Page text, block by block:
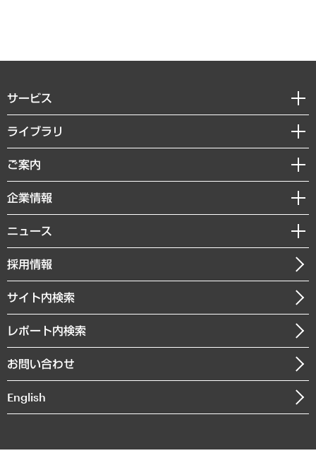
サービス
経営戦略
組織・人事戦略
デジタルイノベーション
共生・ダイバーシティ
GRC（ガバナンス・リスク・コンプライアンス）・防災（政策）
経済・産業・雇用・労働
まちづくり・観光・交通・スポーツ・スマートシティ
自然資源・農林水産業・食料システム
ライブラリ
経済調査
レポート
コラム
経営用語集
受託・受注実績（官公庁関連）
メディア掲載・出演
ご案内
セミナー・イベント情報
MUFGビジネスセミナー
受託案件情報
企業情報
私たちの想い
社長メッセージ
会社概要
沿革
組織図・本部部室紹介
インドネシア現地法人
個人情報保護方針
ニュース
ニュースリリース
お知らせ
採用情報
サイト内検索
レポート内検索
お問い合わせ
English